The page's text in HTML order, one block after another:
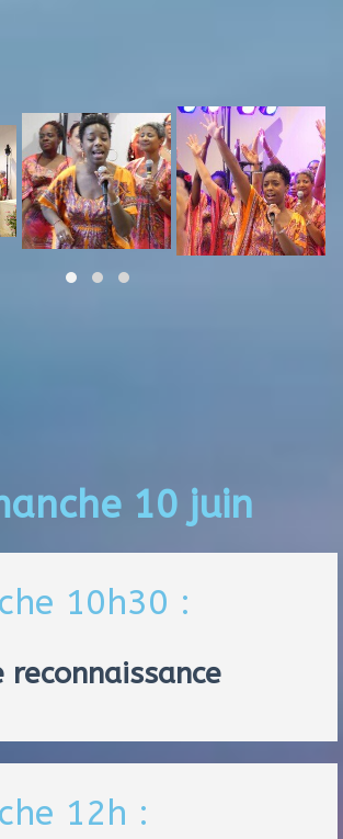
10 juin
10h30 :
reconnaissance
12h :